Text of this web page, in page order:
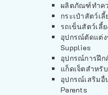
ผลิตภัณฑ์ทำค
กระเป๋าสัตว์เ
รถเข็นสัตว์เลี้
อุปกรณ์ตัดแต่ง
Supplies
อุปกรณ์การฝึก
แก็ดเจ็ตสำหรั
อุปกรณ์เสริมอื่
Parents